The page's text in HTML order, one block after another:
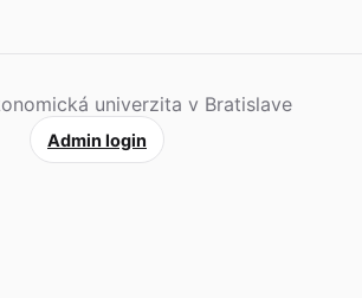
univerzita v Bratislave
Admin login